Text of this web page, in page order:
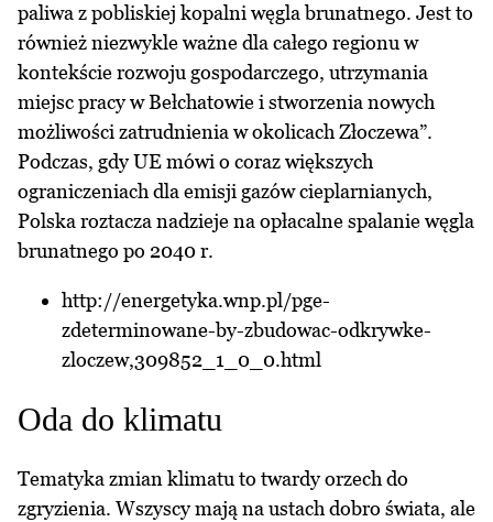
paliwa z pobliskiej kopalni węgla brunatnego. Jest to
również niezwykle ważne dla całego regionu w
kontekście rozwoju gospodarczego, utrzymania
miejsc pracy w Bełchatowie i stworzenia nowych
możliwości zatrudnienia w okolicach Złoczewa”.
Podczas, gdy UE mówi o coraz większych
ograniczeniach dla emisji gazów cieplarnianych,
Polska roztacza nadzieje na opłacalne spalanie węgla
brunatnego po 2040 r.
http://energetyka.wnp.pl/pge-
zdeterminowane-by-zbudowac-odkrywke-
zloczew,309852_1_0_0.html
Oda do klimatu
Tematyka zmian klimatu to twardy orzech do
zgryzienia. Wszyscy mają na ustach dobro świata, ale